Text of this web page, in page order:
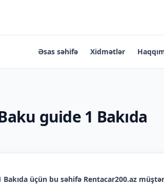
Əsas səhifə Xidmətlər
guide 1 Bakıda
üçün bu səhifə Rentacar200.az